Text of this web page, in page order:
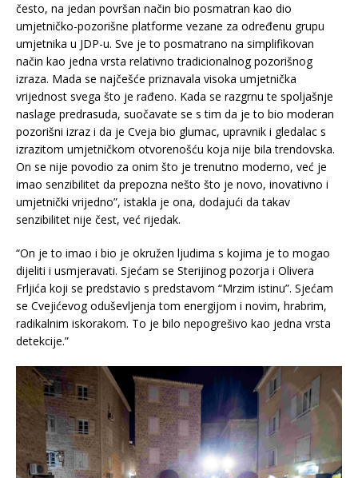
često, na jedan površan način bio posmatran kao dio
umjetničko-pozorišne platforme vezane za određenu grupu
umjetnika u JDP-u. Sve je to posmatrano na simplifikovan
način kao jedna vrsta relativno tradicionalnog pozorišnog
izraza. Mada se najčešće priznavala visoka umjetnička
vrijednost svega što je rađeno. Kada se razgrnu te spoljašnje
naslage predrasuda, suočavate se s tim da je to bio moderan
pozorišni izraz i da je Cveja bio glumac, upravnik i gledalac s
izrazitom umjetničkom otvorenošću koja nije bila trendovska.
On se nije povodio za onim što je trenutno moderno, već je
imao senzibilitet da prepozna nešto što je novo, inovativno i
umjetnički vrijedno”, istakla je ona, dodajući da takav
senzibilitet nije čest, već rijedak.
“On je to imao i bio je okružen ljudima s kojima je to mogao
dijeliti i usmjeravati. Sjećam se Sterijinog pozorja i Olivera
Frljića koji se predstavio s predstavom “Mrzim istinu”. Sjećam
se Cvejićevog oduševljenja tom energijom i novim, hrabrim,
radikalnim iskorakom. To je bilo nepogrešivo kao jedna vrsta
detekcije.”